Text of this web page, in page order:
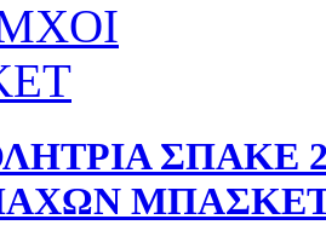
ΣΠΑΚΕ